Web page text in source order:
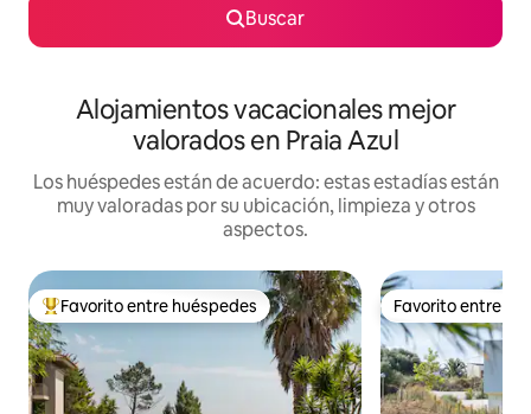
Buscar
Alojamientos vacacionales mejor
valorados en Praia Azul
Los huéspedes están de acuerdo: estas estadías están
muy valoradas por su ubicación, limpieza y otros
aspectos.
Favorito entre huéspedes preferido
Favorito entre huéspedes Favorito entre
Favorito entre